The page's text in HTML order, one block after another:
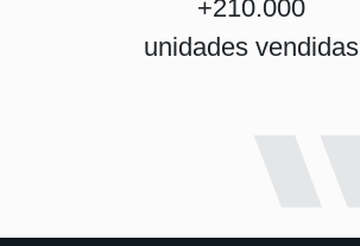
+210.000
unidades vendidas